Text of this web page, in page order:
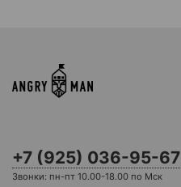
+7 (925) 036-95-67
Звонки: пн-пт 10.00-18.00 по Мск